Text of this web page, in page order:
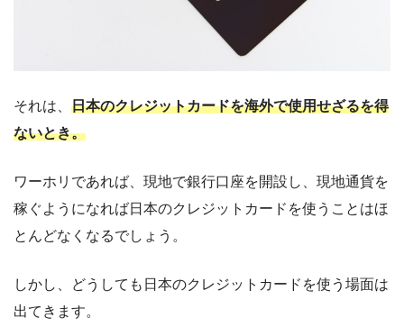
それは、 日本のクレジットカードを海外で使用せざるを得
ないとき。
ワーホリであれば、現地で銀行口座を開設し、現地通貨を
稼ぐようになれば日本のクレジットカードを使うことはほ
とんどなくなるでしょう。
しかし、どうしても日本のクレジットカードを使う場面は
出てきます。